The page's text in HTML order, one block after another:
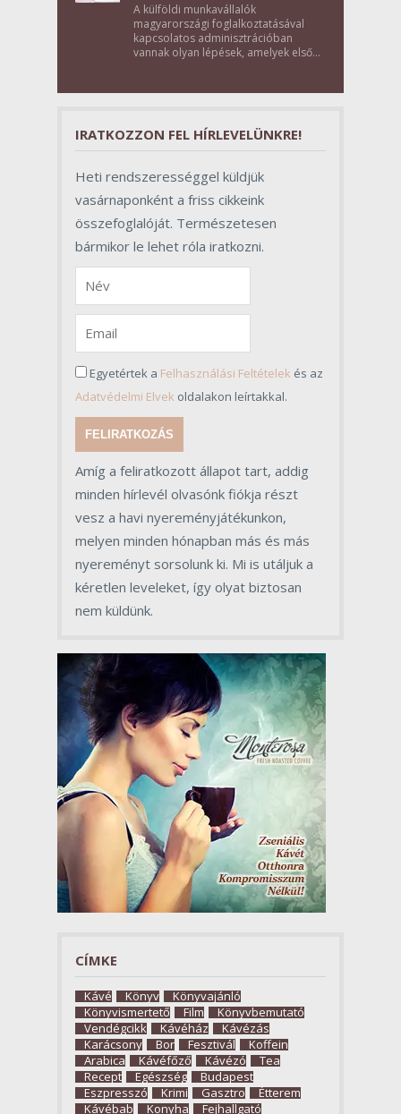
A külföldi munkavállalók
magyarországi foglalkoztatásával
kapcsolatos adminisztrációban
vannak olyan lépések, amelyek első
szerepet töltenek be az egész
IRATKOZZON FEL HÍRLEVELÜNKRE!
Heti rendszerességgel küldjük
vasárnaponként a friss cikkeink
összefoglalóját. Természetesen
bármikor le lehet róla iratkozni.
Egyetértek a Felhasználási Feltételek és az
Adatvédelmi Elvek oldalakon leírtakkal.
FELIRATKOZÁS
Amíg a feliratkozott állapot tart, addig
minden hírlevél olvasónk fiókja részt
vesz a havi nyereményjátékunkon,
melyen minden hónapban más és más
nyereményt sorsolunk ki. Mi is utáljuk a
kéretlen leveleket, így olyat biztosan
nem küldünk.
CÍMKE
Kávé Könyv
Könyvajánló
Könyvismertető
Film
Könyvbemutató
Vendégcikk
Kávéház
Kávézás
Karácsony
Bor Fesztivál
Koffein
Arabica
Kávéfőző Kávézó
Tea
Recept
Egészség
Budapest
Eszpresszó
Krimi Gasztro
Étterem
Kávébab
Konyha Fejhallgató